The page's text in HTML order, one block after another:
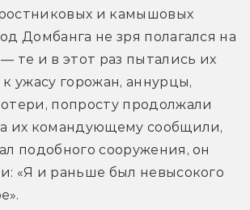
и камышовых
Домбанга не зря полагался на
те и в этот раз пытались их
ужасу горожан, аннурцы,
попросту продолжали
их командующему сообщили,
подобного сооружения, он
«Я и раньше был невысокого